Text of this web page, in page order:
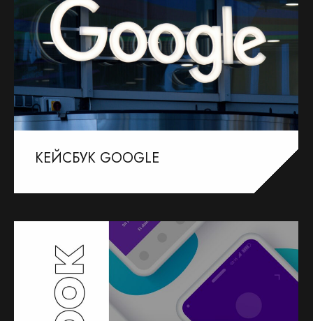
КЕЙСБУК GOOGLE